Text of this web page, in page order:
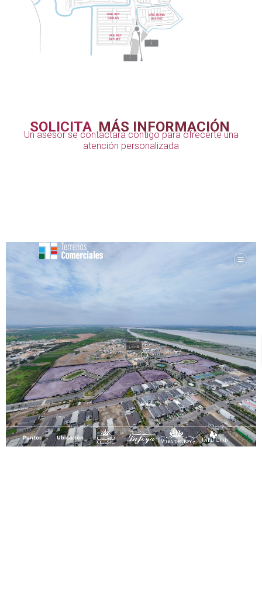
SOLICITA MÁS INFORMACIÓN
Un asesor se contactará contigo para ofrecerte una
atención personalizada